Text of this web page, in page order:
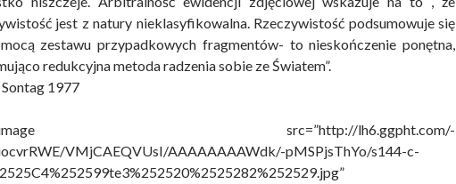
jest z natury nieklasyfikowalna. Rzeczywistość podsumowuje się
zestawu przypadkowych fragmentów- to nieskończenie ponętna,
redukcyjna metoda radzenia sobie ze Światem”.
Sontag 1977
image src=”http://lh6.ggpht.com/-
VMjCAEQVUsI/AAAAAAAAWdk/-pMSPjsThYo/s144-c-